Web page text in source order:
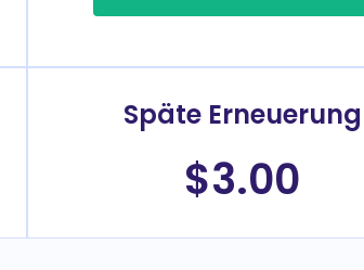
Späte Erneuerung
$3.00